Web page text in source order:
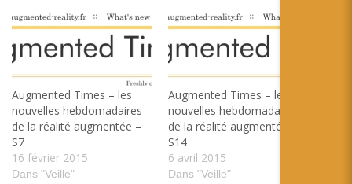
Augmented Times – les
nouvelles hebdomadaires
de la réalité augmentée –
S7
16 février 2015
Dans "Veille"
Augmented Times – les
nouvelles hebdomadaires
de la réalité augmentée –
S14
6 avril 2015
Dans "Veille"